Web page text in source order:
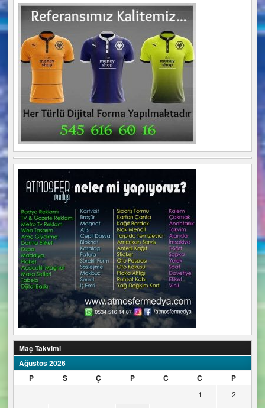
Maç Takvimi
Ağustos 2026
P
S Ç P C C P
1
2